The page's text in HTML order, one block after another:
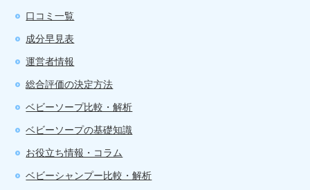
口コミ一覧
成分早見表
運営者情報
総合評価の決定方法
ベビーソープ比較・解析
ベビーソープの基礎知識
お役立ち情報・コラム
ベビーシャンプー比較・解析